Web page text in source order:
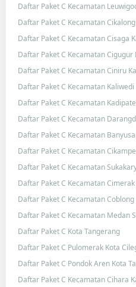
Daftar Paket C Kecamatan
Daftar Paket C Kecamatan
Daftar Paket C Kecamatan Cisaga
Daftar Paket C Kecamatan
Daftar Paket C Kecamatan Ciniru
Daftar Paket C Kecamatan
Daftar Paket C Kecamatan
Daftar Paket C Kecamatan
Daftar Paket C Kecamatan
Daftar Paket C Kecamatan
Daftar Paket C Kecamatan
Daftar Paket C Kecamatan
Daftar Paket C Kecamatan
Daftar Paket C Kecamatan Medan
Daftar Paket C Kota Tangerang
Daftar Paket C Pulomerak Kota
Daftar Paket C Pondok Aren Kota
Daftar Paket C Kecamatan Cihara